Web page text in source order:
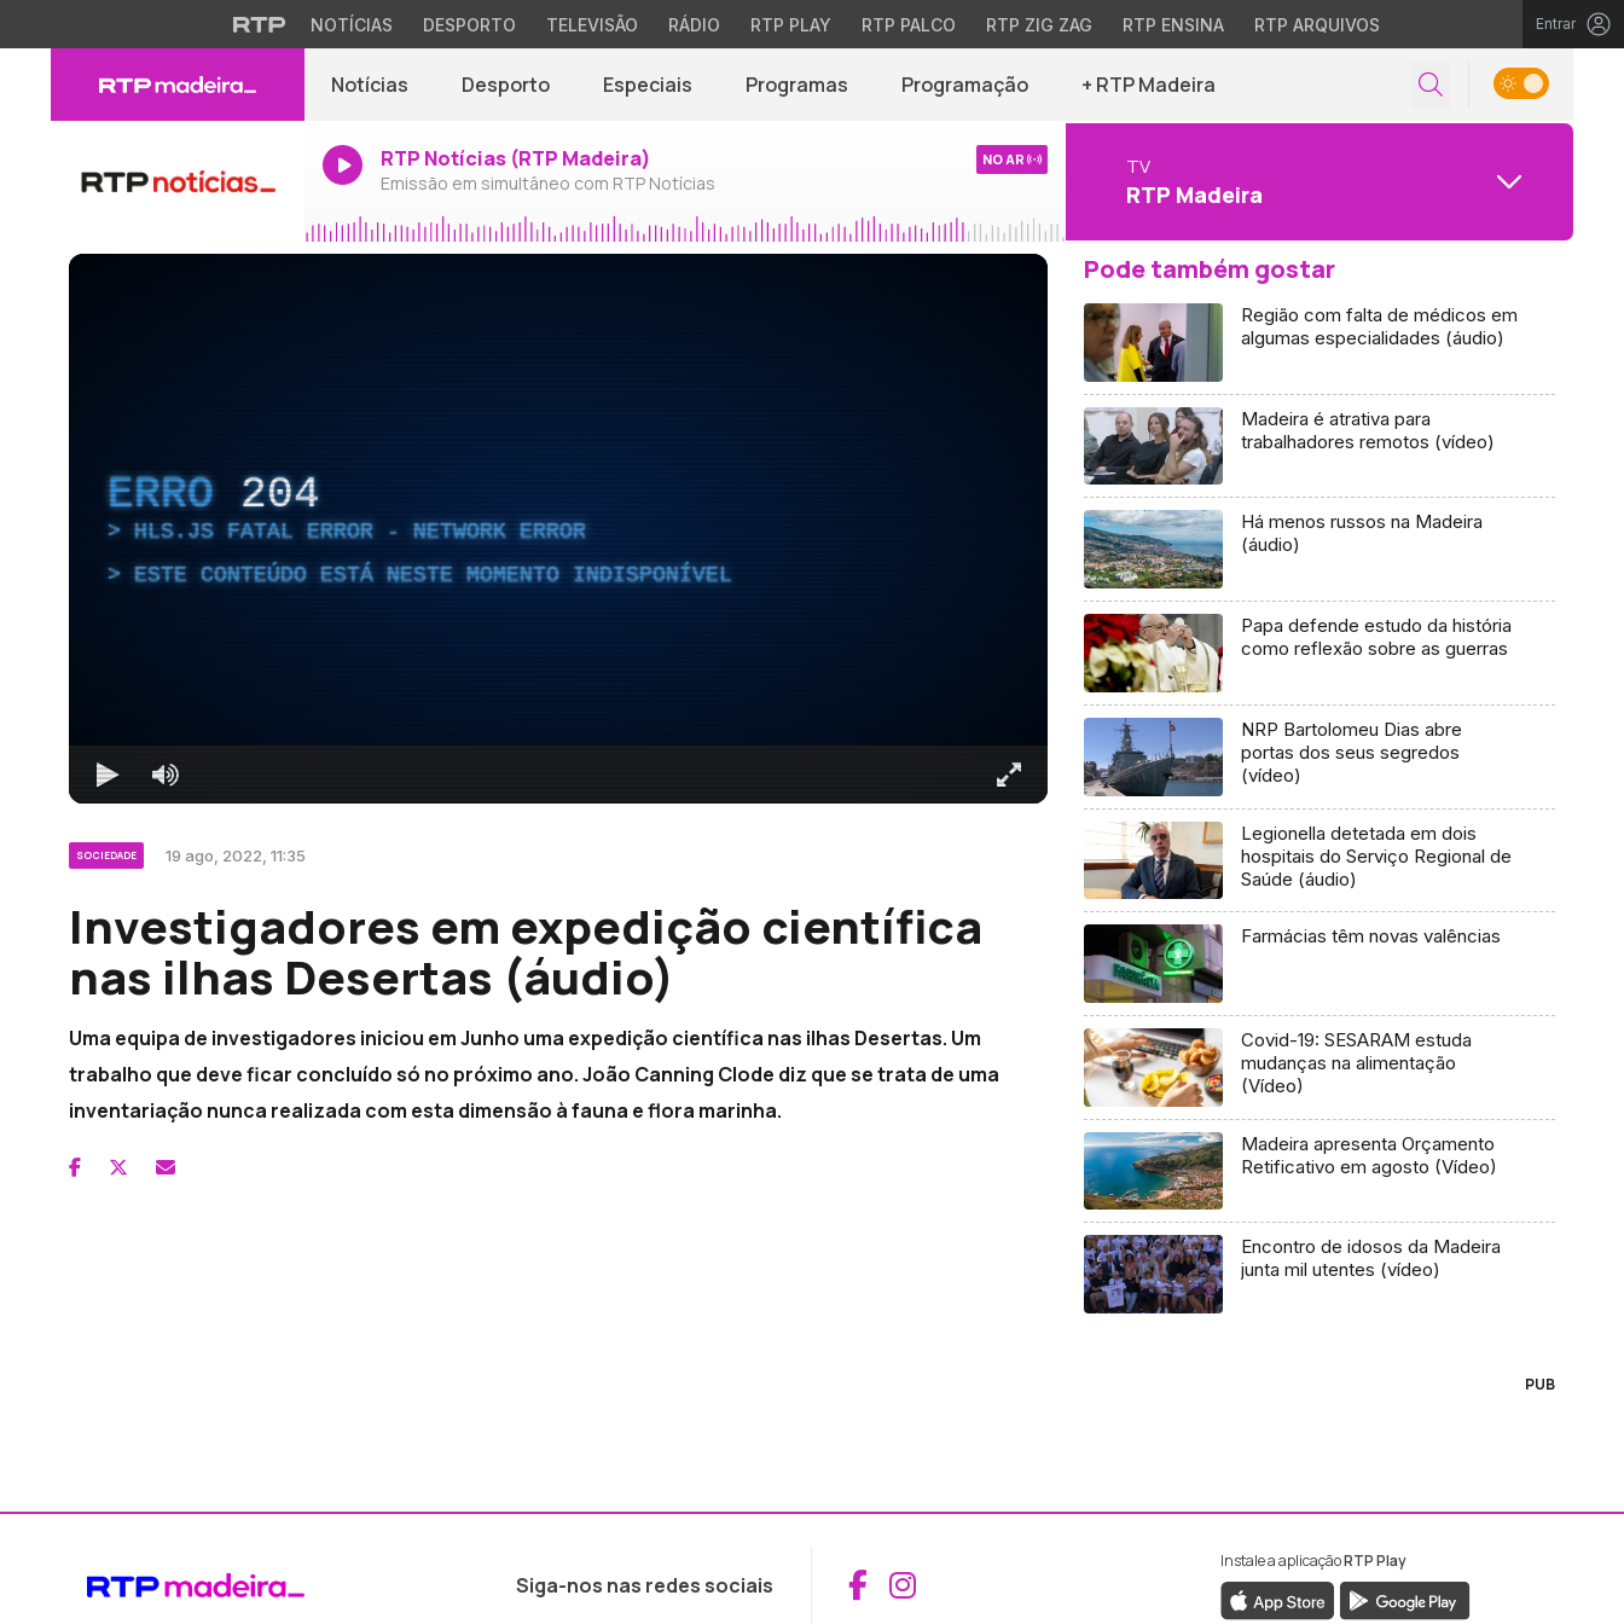
NOTÍCIAS DESPORTO TELEVISÃO RÁDIO RTP PLAY RTP PALCO RTP ZIG ZAG RTP ENSINA RTP ARQUIVOS Entrar
Notícias Desporto Especiais Programas Programação + RTP Madeira
RTP Notícias (RTP Madeira)
Emissão em simultâneo com RTP Notícias
NO AR TV
RTP Madeira
ERRO 204
HLS.JS FATAL ERROR - NETWORK ERROR
ESTE CONTEÚDO ESTÁ NESTE MOMENTO INDISPONÍVEL
SOCIEDADE 19 ago, 2022, 11:35
Investigadores em expedição científica
nas ilhas Desertas (áudio)
Uma equipa de investigadores iniciou em Junho uma expedição científica nas ilhas Desertas. Um
trabalho que deve ficar concluído só no próximo ano. João Canning Clode diz que se trata de uma
inventariação nunca realizada com esta dimensão à fauna e flora marinha.
Pode também gostar
Região com falta de médicos em
algumas especialidades (áudio)
Madeira é atrativa para
trabalhadores remotos (vídeo)
Há menos russos na Madeira
(áudio)
Papa defende estudo da história
como reflexão sobre as guerras
NRP Bartolomeu Dias abre
portas dos seus segredos
(vídeo)
Legionella detetada em dois
hospitais do Serviço Regional de
Saúde (áudio)
Farmácias têm novas valências
Covid-19: SESARAM estuda
mudanças na alimentação
(Vídeo)
Madeira apresenta Orçamento
Retificativo em agosto (Vídeo)
Encontro de idosos da Madeira
junta mil utentes (vídeo)
PUB
Siga-nos nas redes sociais Aceder ao Facebook da RTP Madeira
Aceder ao Instagram da RTP Madeira
Instale a aplicaçãoRTP Play